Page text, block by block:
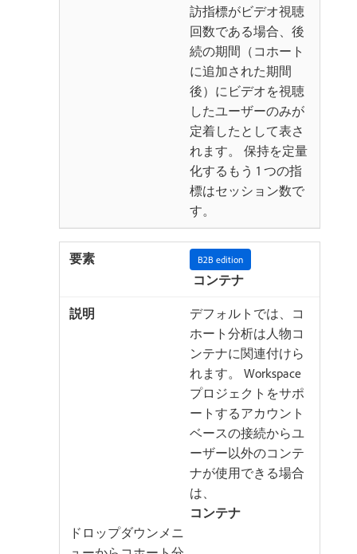
訪指標がビデオ視聴
回数である場合、後
続の期間（コホート
に追加された期間
後）にビデオを視聴
したユーザーのみが
定着したとして表さ
れます。 保持を定量
化するもう 1 つの指
標はセッション数で
す。
B2B edition
​ コンテナ ​
デフォルトでは、コ
ホート分析は人物コ
ンテナに関連付けら
れます。 Workspace
プロジェクトをサポ
ートするアカウント
ベースの接続からユ
ーザー以外のコンテ
ナが使用できる場合
は、
コンテナ
ドロップダウンメニ